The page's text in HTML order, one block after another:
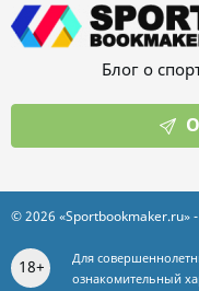
Блог о
© 2026
18+
Для
ознакомительный